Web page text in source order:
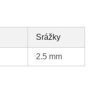
Srážky
2.5 mm